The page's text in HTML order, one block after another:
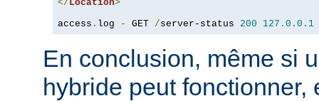
</Location>
access . log - GET /server-status 200 127.0 . 0.1
En conclusion, même si
hybride peut fonctionner,